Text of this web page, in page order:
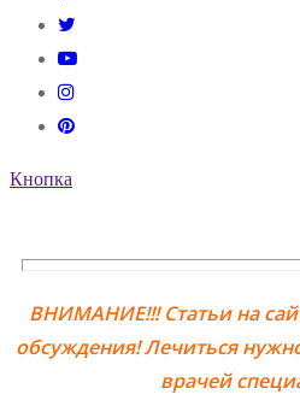
Кнопка
ВНИМАНИЕ!!! Статьи на
обсуждения! Лечиться
врачей